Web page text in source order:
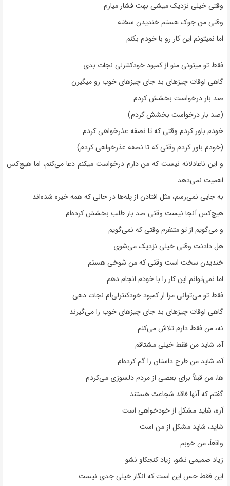
وقتی خیلی نزدیک میشی بهت فشار میارم
وقتی من جوک هستم خندیدن سخته
اما نمیتونم این کار رو با خودم بکنم
فقط تو میتونی منو از کمبود خودکنترلی نجات بدی
گاهی اوقات چیزهای بد جای چیزهای خوب رو میگیرن
صد بار درخواست بخشش کردم
(صد بار درخواست بخشش کردم)
خودم باور کردم وقتی که تا نصفه عذرخواهی کردم
(خودم باور کردم وقتی که تا نصفه عذرخواهی کردم)
و این ناعادلانه نیست که من دارم درخواست میکنم دعا می‌کنم، اما هیچ‌کس
اهمیت نمی‌دهد
به جایی نمی‌رسم، مثل افتادن از پله‌ها در حالی که همه خیره شده‌اند
هیچ‌کس آنجا نیست وقتی صد بار طلب بخشش کرده‌ام
و می‌گویم از تو متنفرم وقتی که نمی‌گویم
هل دادنت وقتی خیلی نزدیک می‌شوی
خندیدن سخت است وقتی که من شوخی هستم
اما نمی‌توانم این کار را با خودم انجام دهم
فقط تو می‌توانی مرا از کمبود خودکنترلی‌ام نجات دهی
گاهی اوقات چیزهای بد جای چیزهای خوب را می‌گیرند
نه، من فقط دارم تلاش می‌کنم
آه، شاید من فقط خیلی مشتاقم
آه، شاید من طرح داستان را گم کرده‌ام
ها، من قبلاً برای بعضی از مردم دلسوزی می‌کردم
گفتم که آنها فاقد شجاعت هستند
آره، شاید مشکل از خودخواهی است
شاید، شاید مشکل از من است
واقعاً، من خوبم
زیاد صمیمی نشو، زیاد کنجکاو نشو
این فقط حس این است که انگار خیلی جدی نیست